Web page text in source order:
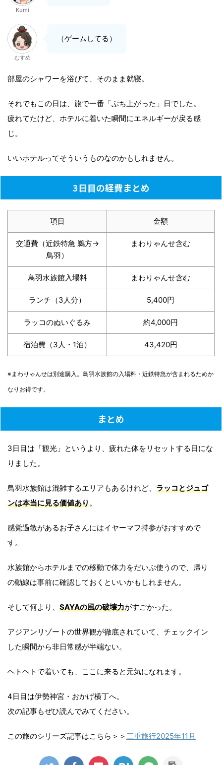
Kumi
むすめ
（ゲームしてる）
部屋のシャワーを浴びて、そのまま就寝。
それでもこの日は、旅で一番「ぶち上がった」日でした。
疲れてたけど、ホテルに着いた瞬間にエネルギーが戻る感
じ。
いいホテルってそういうものなのかもしれません。
3日目の経費まとめ
項目 金額
交通費（近鉄特急 鵜方→
鳥羽）
まわりゃんせ含む
鳥羽水族館入場料 まわりゃんせ含む
ランチ（3人分） 5,400円
ラッコのぬいぐるみ 約4,000円
宿泊費（3人・1泊） 43,420円
※まわりゃんせは別途購入。鳥羽水族館の入場料・近鉄特急が含まれるためか
なりお得です。
まとめ
3日目は「観光」というより、疲れた体をリセットする日にな
りました。
鳥羽水族館は混雑するエリアもあるけれど、 ラッコとジュゴ
ンは本当に見る価値あり。
感覚過敏があるお子さんにはイヤーマフ持参がおすすめで
す。
水族館からホテルまでの移動で体力をだいぶ使うので、帰り
の動線は事前に確認しておくといいかもしれません。
そして何より、 SAYAの風の破壊力がすごかった。
アジアンリゾートの世界観が徹底されていて、チェックイン
した瞬間から非日常感が半端ない。
ヘトヘトで着いても、ここに来ると元気になれます。
4日目は伊勢神宮・おかげ横丁へ。
次の記事もぜひ読んでみてください。
この旅のシリーズ記事はこちら＞＞ 三重旅行2025年11月